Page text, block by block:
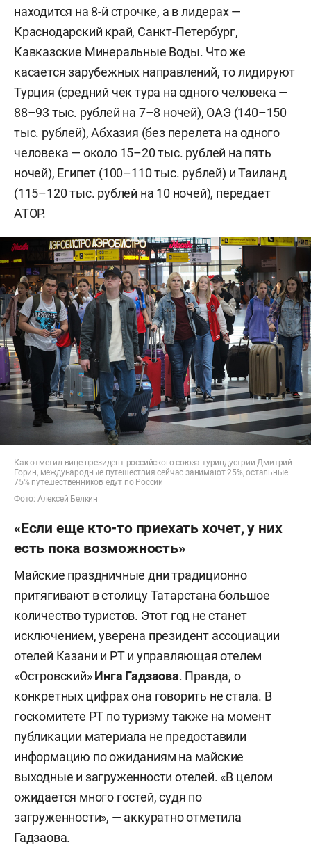
находится на 8-й строчке, а в лидерах —
Краснодарский край, Санкт-Петербург,
Кавказские Минеральные Воды. Что же
касается зарубежных направлений, то лидируют
Турция (средний чек тура на одного человека —
88–93 тыс. рублей на 7–8 ночей), ОАЭ (140–150
тыс. рублей), Абхазия (без перелета на одного
человека — около 15–20 тыс. рублей на пять
ночей), Египет (100–110 тыс. рублей) и Таиланд
(115–120 тыс. рублей на 10 ночей), передает
АТОР.
Как отметил вице-президент российского союза туриндустрии Дмитрий
Горин, международные путешествия сейчас занимают 25%, остальные
75% путешественников едут по России
Фото: Алексей Белкин
«Если еще кто-то приехать хочет, у них
есть пока возможность»
Майские праздничные дни традиционно
притягивают в столицу Татарстана большое
количество туристов. Этот год не станет
исключением, уверена президент ассоциации
отелей Казани и РТ и управляющая отелем
«Островский»Инга Гадзаова. Правда, о
конкретных цифрах она говорить не стала. В
госкомитете РТ по туризму также на момент
публикации материала не предоставили
информацию по ожиданиям на майские
выходные и загруженности отелей. «В целом
ожидается много гостей, судя по
загруженности», — аккуратно отметила
Гадзаова.